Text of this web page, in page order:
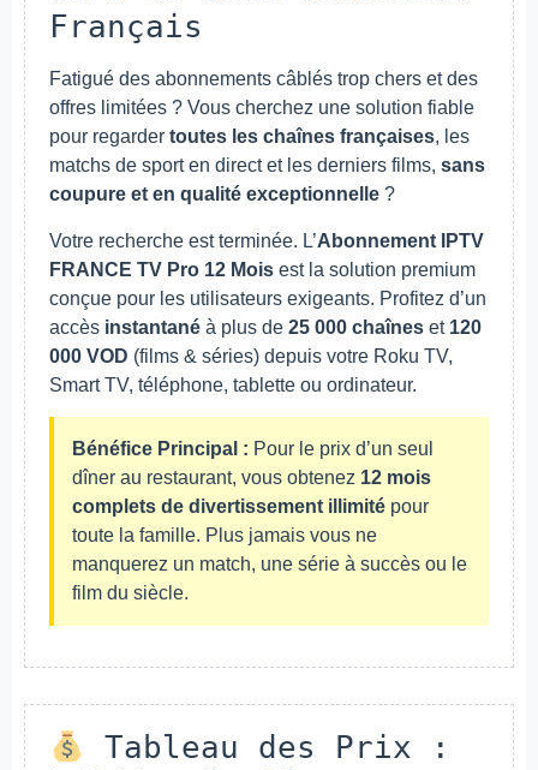
Français
Fatigué des abonnements câblés trop chers et des
offres limitées ? Vous cherchez une solution fiable
pour regarder toutes les chaînes françaises, les
matchs de sport en direct et les derniers films, sans
coupure et en qualité exceptionnelle ?
Votre recherche est terminée. L’Abonnement IPTV
FRANCE TV Pro 12 Mois est la solution premium
conçue pour les utilisateurs exigeants. Profitez d’un
accès instantané à plus de 25 000 chaînes et 120
000 VOD (films & séries) depuis votre Roku TV,
Smart TV, téléphone, tablette ou ordinateur.
Bénéfice Principal : Pour le prix d’un seul
dîner au restaurant, vous obtenez 12 mois
complets de divertissement illimité pour
toute la famille. Plus jamais vous ne
manquerez un match, une série à succès ou le
film du siècle.
Tableau des Prix :